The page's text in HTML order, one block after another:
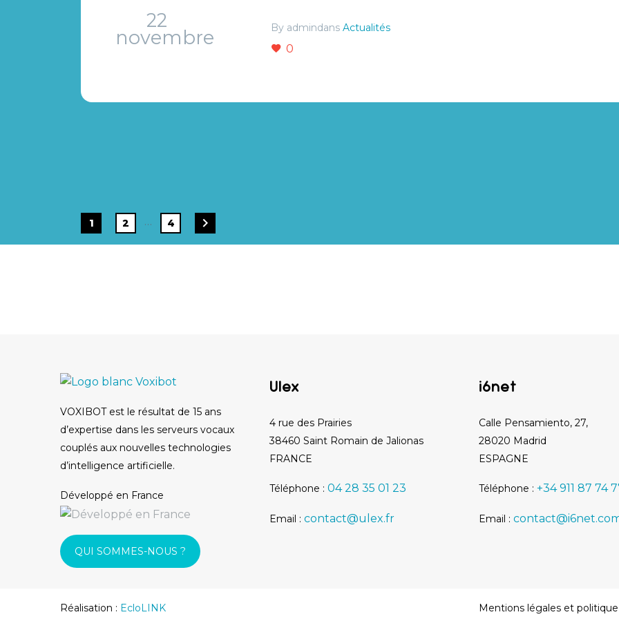
22
novembre By admindans Actualités
0
1 2 … 4
VOXIBOT est le résultat de 15 ans
d’expertise dans les serveurs vocaux
couplés aux nouvelles technologies
d’intelligence artificielle.
Développé en France
QUI SOMMES-NOUS ?
Ulex
4 rue des Prairies
38460 Saint Romain de Jalionas
FRANCE
Téléphone : 04 28 35 01 23
Email : contact@ulex.fr
i6net
Calle Pensamiento, 27,
28020 Madrid
ESPAGNE
Téléphone : +34 911 87 74
Email :
Réalisation : EcloLINK Mentions légales et